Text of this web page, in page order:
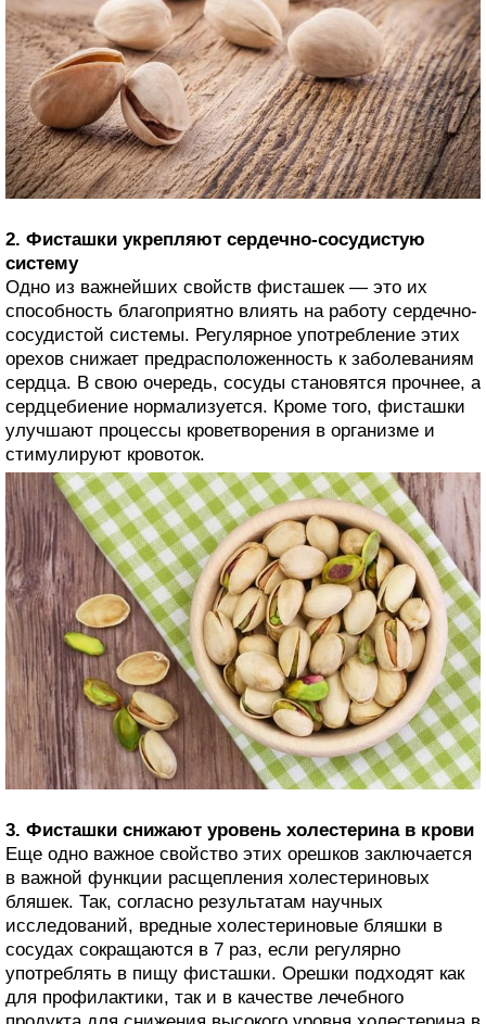
2. Фисташки укрепляют сердечно-сосудистую
систему
Одно из важнейших свойств фисташек — это их
способность благоприятно влиять на работу сердечно-
сосудистой системы. Регулярное употребление этих
орехов снижает предрасположенность к заболеваниям
сердца. В свою очередь, сосуды становятся прочнее, а
сердцебиение нормализуется. Кроме того, фисташки
улучшают процессы кроветворения в организме и
стимулируют кровоток.
3. Фисташки снижают уровень холестерина в крови
Еще одно важное свойство этих орешков заключается
в важной функции расщепления холестериновых
бляшек. Так, согласно результатам научных
исследований, вредные холестериновые бляшки в
сосудах сокращаются в 7 раз, если регулярно
употреблять в пищу фисташки. Орешки подходят как
для профилактики, так и в качестве лечебного